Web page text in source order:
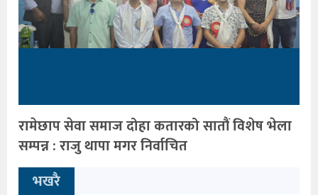
रामेछाप सेवा समाज दोहा कतारको सातौं विशेष भेला
सम्पन्न : राजु थापा मगर निर्वाचित
भखरै